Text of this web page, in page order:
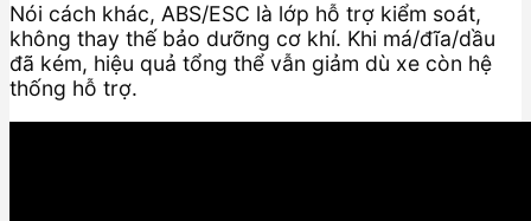
Nói cách khác, ABS/ESC là lớp hỗ trợ kiểm soát,
không thay thế bảo dưỡng cơ khí. Khi má/đĩa/dầu
đã kém, hiệu quả tổng thể vẫn giảm dù xe còn hệ
thống hỗ trợ.